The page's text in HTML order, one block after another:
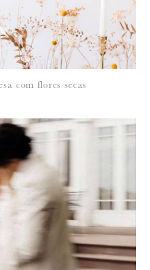
os seus dados, leia a nossa
com flores secas